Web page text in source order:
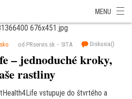
MENU
od PRservis.sk SITA Diskusia()
– jednoduché kroky,
rastliny
vstupuje do štvrtého a